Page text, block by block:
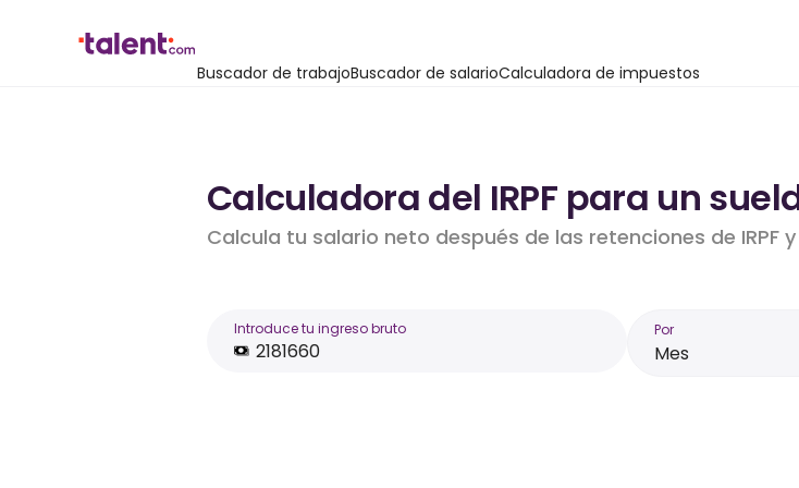
Buscador de trabajoBuscador de salarioCalculadora de impuestos
Calculadora del IRPF para un
Calcula tu salario neto después de las retenciones de IRPF
Introduce tu ingreso bruto Por
Mes